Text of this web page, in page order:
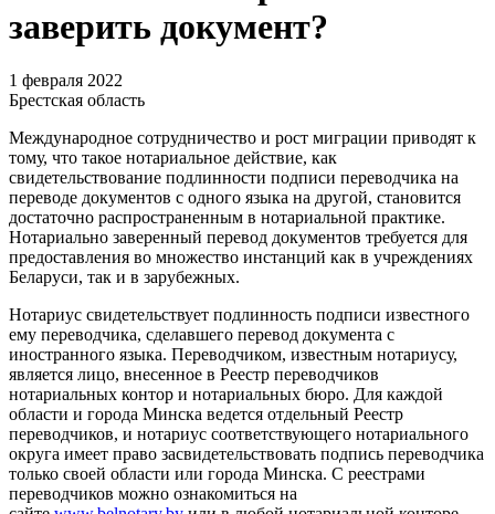
заверить документ?
1 февраля 2022
Брестская область
Международное сотрудничество и рост миграции приводят к
тому, что такое нотариальное действие, как
свидетельствование подлинности подписи переводчика на
переводе документов с одного языка на другой, становится
достаточно распространенным в нотариальной практике.
Нотариально заверенный перевод документов требуется для
предоставления во множество инстанций как в учреждениях
Беларуси, так и в зарубежных.
Нотариус свидетельствует подлинность подписи известного
ему переводчика, сделавшего перевод документа с
иностранного языка. Переводчиком, известным нотариусу,
является лицо, внесенное в Реестр переводчиков
нотариальных контор и нотариальных бюро. Для каждой
области и города Минска ведется отдельный Реестр
переводчиков, и нотариус соответствующего нотариального
округа имеет право засвидетельствовать подпись переводчика
только своей области или города Минска. С реестрами
переводчиков можно ознакомиться на